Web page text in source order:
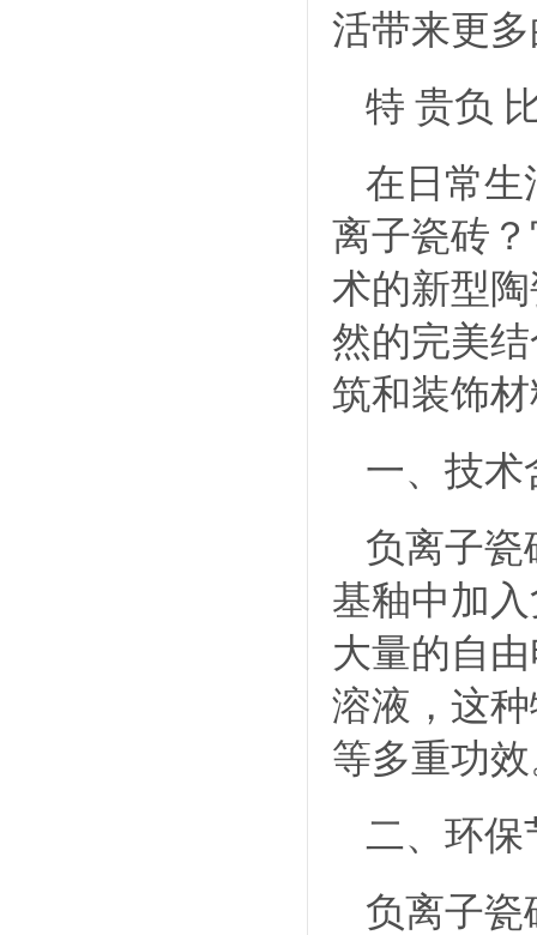
活带来更
特 贵负
在日常生
离子瓷砖
术的新型
然的完美
筑和装饰
一、技术
负离子瓷
基釉中加
大量的自
溶液，这
等多重功
二、环保
负离子瓷